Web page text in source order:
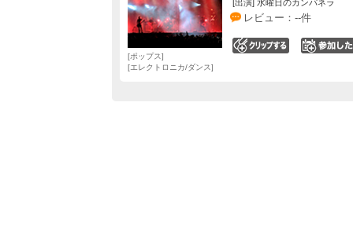
[出演] 水曜日のカンパネラ
レビュー：--件
ポップス
エレクトロニカ/ダンス